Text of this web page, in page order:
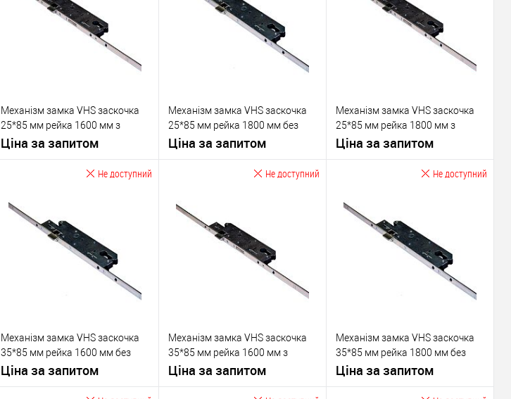
Механізм замка VHS заскочка
25*85 мм рейка 1600 мм з
ригелем
Ціна за запитом
У обране
Врізний замок
Матеріал дверей
для
алюмінієвих
дверей
Країна виробник
Міжосьова
Механізм замка VHS заскочка
25*85 мм рейка 1800 мм без
ригеля
Ціна за запитом
У обране
Врізний замок
Матеріал дверей
для
алюмінієвих
Країна виробник
Міжосьова
Механізм замка VHS заскочка
25*85 мм рейка 1800 мм з
ригелем
Ціна за запитом
У обране
Врізний замок
Матеріал дверей
для
алюмінієвих
дверей
Країна виробник
Міжосьова
Не доступний
Механізм замка VHS заскочка
35*85 мм рейка 1600 мм без
ригеля
Ціна за запитом
Не доступний
Механізм замка VHS заскочка
35*85 мм рейка 1600 мм з
ригелем
Ціна за запитом
Не доступний
Механізм замка VHS заскочка
35*85 мм рейка 1800 мм без
ригеля
Ціна за запитом